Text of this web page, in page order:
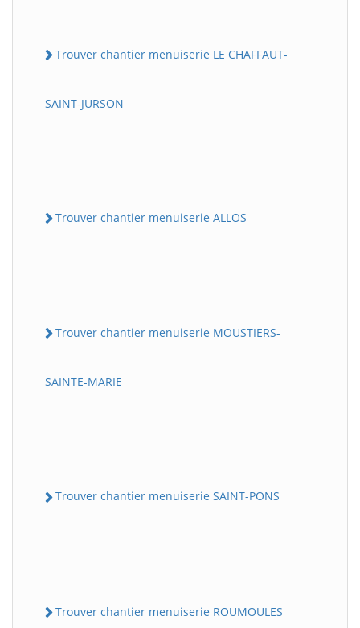
Trouver chantier menuiserie LE CHAFFAUT-
SAINT-JURSON
Trouver chantier menuiserie ALLOS
Trouver chantier menuiserie MOUSTIERS-
SAINTE-MARIE
Trouver chantier menuiserie SAINT-PONS
Trouver chantier menuiserie ROUMOULES